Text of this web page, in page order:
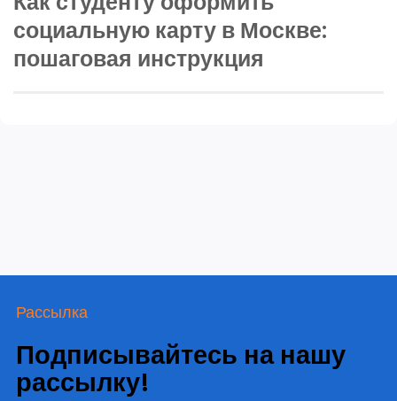
социальную карту в Москве:
пошаговая инструкция
Рассылка
Подписывайтесь на нашу
рассылку!